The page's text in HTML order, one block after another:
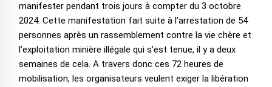
manifester pendant trois jours à compter du 3 octobre
2024. Cette manifestation fait suite à l’arrestation de 54
personnes après un rassemblement contre la vie chère et
l’exploitation minière illégale qui s’est tenue, il y a deux
semaines de cela. A travers donc ces 72 heures de
mobilisation, les organisateurs veulent exiger la libération